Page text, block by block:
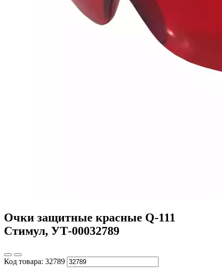
Очки защитные красные Q-111
Стимул, УТ-00032789
Код товара: 32789